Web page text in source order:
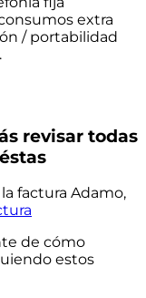
extra
/ portabilidad
revisar todas
factura Adamo,
de cómo
estos